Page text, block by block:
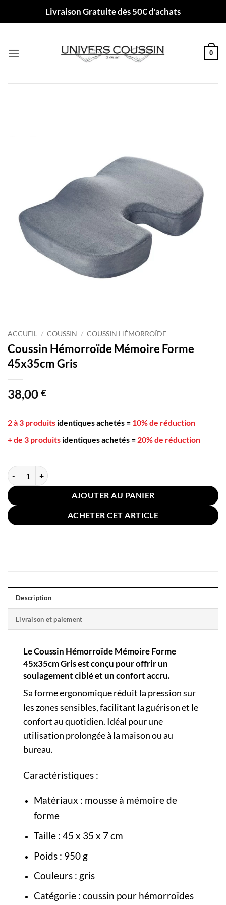
Livraison Gratuite dès 50€ d'achats
0
ACCUEIL / COUSSIN / COUSSIN HÉMORROÏDE
Coussin Hémorroïde Mémoire Forme
45x35cm Gris
38,00 €
2 à 3 produits identiques achetés = 10% de réduction
+ de 3 produits identiques achetés = 20% de réduction
quantité de Coussin Hémorroïde Mémoire Forme 45x35cm Gris
AJOUTER AU PANIER
ACHETER CET ARTICLE
Description
Livraison et paiement
Le Coussin Hémorroïde Mémoire Forme
45x35cm Gris est conçu pour offrir un
soulagement ciblé et un confort accru.
Sa forme ergonomique réduit la pression sur
les zones sensibles, facilitant la guérison et le
confort au quotidien. Idéal pour une
utilisation prolongée à la maison ou au
bureau.
Caractéristiques :
Matériaux : mousse à mémoire de
forme
Taille : 45 x 35 x 7 cm
Poids : 950 g
Couleurs : gris
Catégorie : coussin pour hémorroïdes